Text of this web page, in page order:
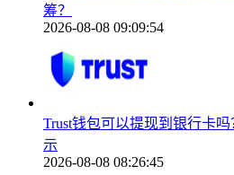
筹？
2026-08-08 09:09:54
Trust钱包可以提现到银行卡
示
2026-08-08 08:26:45